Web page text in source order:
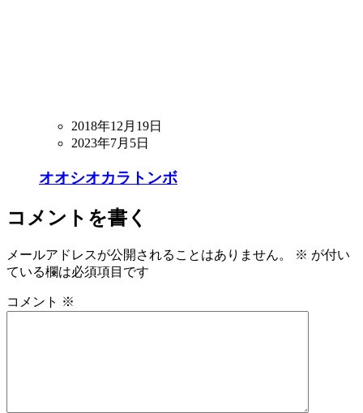
2018年12月19日
2023年7月5日
オオシオカラトンボ
コメントを書く
メールアドレスが公開されることはありません。 ※ が付い
ている欄は必須項目です
コメント ※